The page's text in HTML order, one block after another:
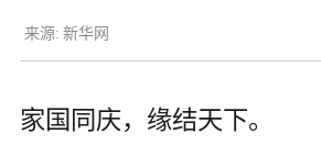
来源: 新华网
家国同庆，缘结天下。